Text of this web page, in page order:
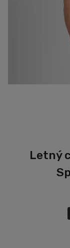
Letný